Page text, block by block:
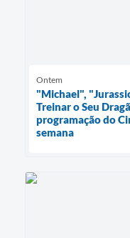
Ontem
"Michael",
Treinar o Seu
programação do
semana